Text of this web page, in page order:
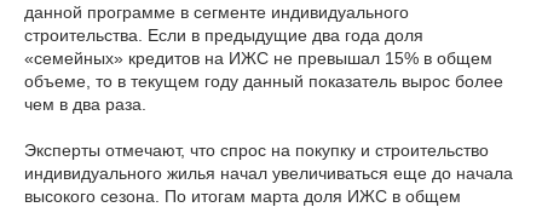
данной программе в сегменте индивидуального
строительства. Если в предыдущие два года доля
«семейных» кредитов на ИЖС не превышал 15% в общем
объеме, то в текущем году данный показатель вырос более
чем в два раза.
Эксперты отмечают, что спрос на покупку и строительство
индивидуального жилья начал увеличиваться еще до начала
высокого сезона. По итогам марта доля ИЖС в общем